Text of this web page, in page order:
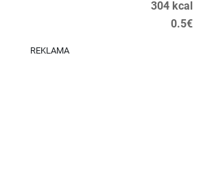
304 kcal
0.5€
REKLAMA